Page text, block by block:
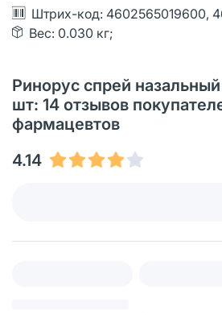
Штрих-код: 4602565019600,
Вес: 0.030 кг;
Ринорус спрей назальный
шт: 14 отзывов
фармацевтов
4.14